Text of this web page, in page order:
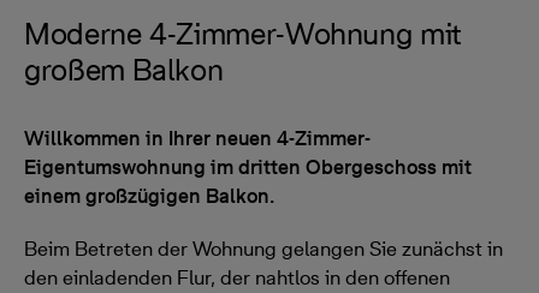
Moderne 4-Zimmer-Wohnung mit
großem Balkon
Willkommen in Ihrer neuen 4-Zimmer-
Eigentumswohnung im dritten Obergeschoss mit
einem großzügigen Balkon.
Beim Betreten der Wohnung gelangen Sie zunächst in
den einladenden Flur, der nahtlos in den offenen